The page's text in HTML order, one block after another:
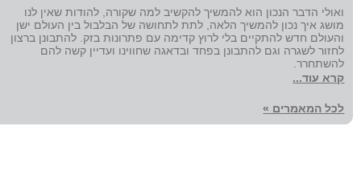
ואולי הדבר הנכון הוא להמשיך להקשיב למה שקורה, להודות שאין לנו
מושג איך נכון להמשיך הלאה, לתת לתחושה של הבלבול בין העולם ישן
והעולם חדש להתקיים בלי לרוץ קדימה עם פתרונות בזק. להתבונן ברצון
לחזור לשגרה וגם להתבונן בפחד ובדאגה שחווינו ועדיין קשה להם
להשתחרר.
קרא עוד...
לכל המאמרים »